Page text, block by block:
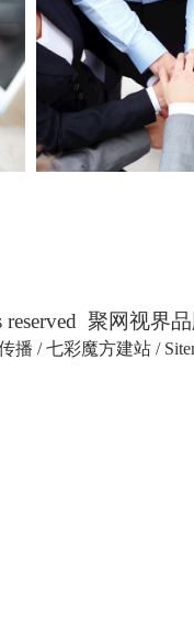
聚网视界
播 /七彩魔方建站 /